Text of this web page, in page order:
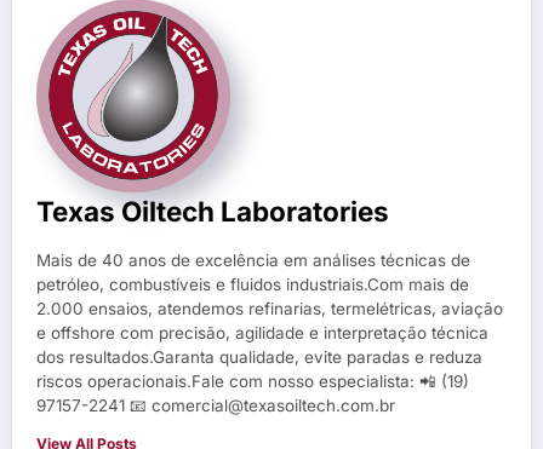
Texas Oiltech Laboratories
Mais de 40 anos de excelência em análises técnicas de
petróleo, combustíveis e fluidos industriais.Com mais de
2.000 ensaios, atendemos refinarias, termelétricas, aviação
e offshore com precisão, agilidade e interpretação técnica
dos resultados.Garanta qualidade, evite paradas e reduza
riscos operacionais.Fale com nosso especialista: 📲 (19)
97157-2241 📧 comercial@texasoiltech.com.br
View All Posts